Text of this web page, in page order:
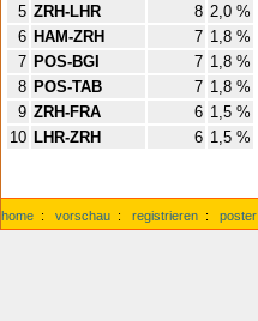
5 ZRH-LHR 8 2,0 %
6 HAM-ZRH 7 1,8 %
7 POS-BGI 7 1,8 %
8 POS-TAB 7 1,8 %
9 ZRH-FRA 6 1,5 %
10 LHR-ZRH 6 1,5 %
home : vorschau : registrieren : poster